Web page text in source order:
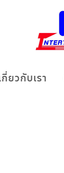
กี่ยวกับเรา